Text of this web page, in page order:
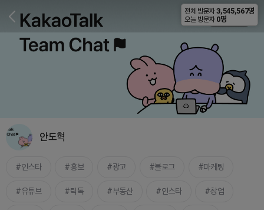
비공개
안도혁
인스타 홍보 광고 블로그 마케팅
유튜브 틱톡 부동산 인스타 창업
전체 방문자 3,545,567명
오늘 방문자 0명